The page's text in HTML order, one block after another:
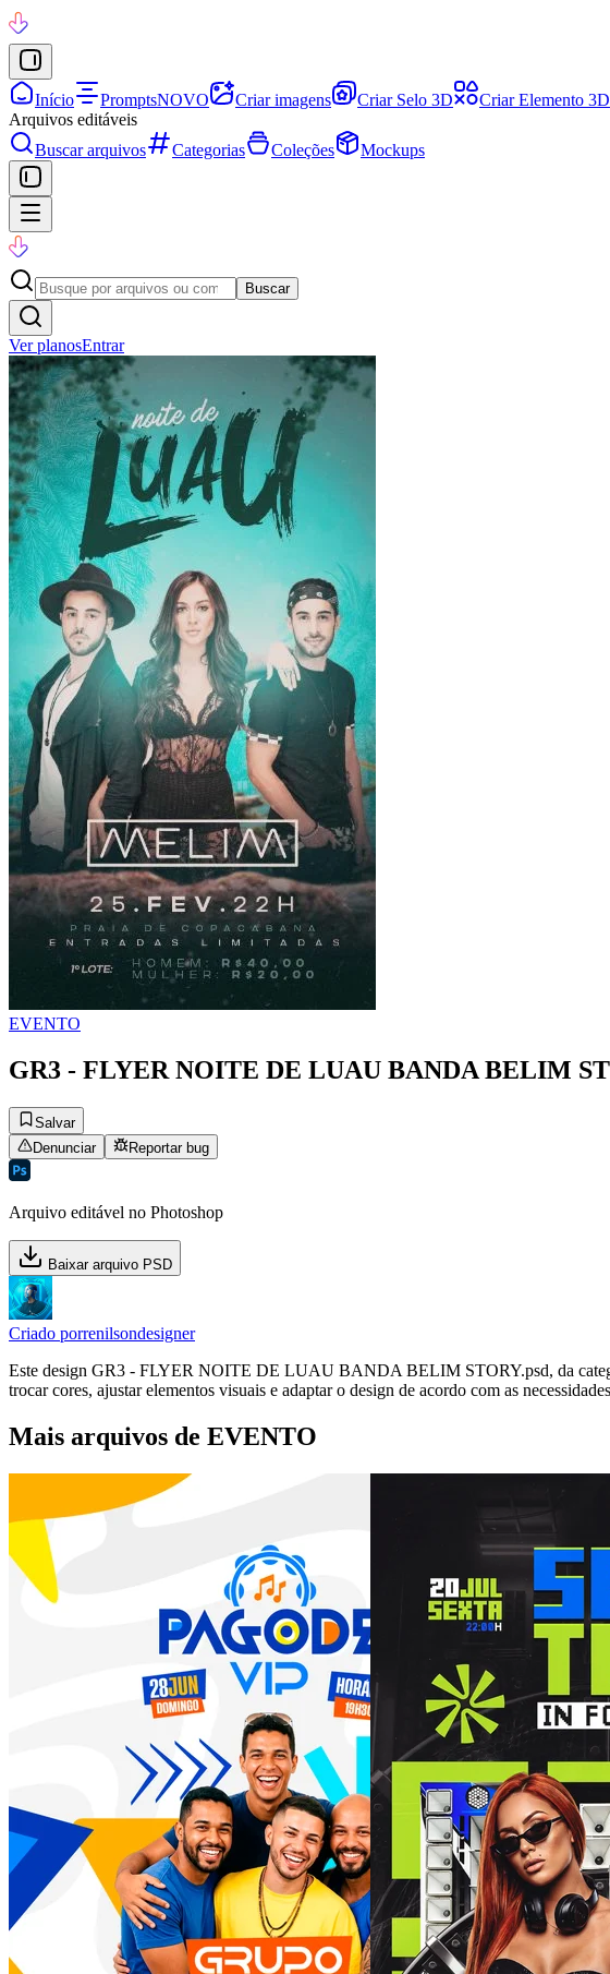
Início PromptsNOVO Criar imagens Criar Selo 3D Criar Elemento 3D
Arquivos editáveis
Buscar arquivos
Categorias Coleções Mockups
Buscar
Ver planosEntrar
EVENTO
GR3 - FLYER NOITE DE LUAU BANDA BELIM
Salvar
Denunciar
Reportar bug
Arquivo editável no Photoshop
Baixar arquivo PSD
Criado porrenilsondesigner
Este design GR3 - FLYER NOITE DE LUAU BANDA BELIM STORY.psd, da
trocar cores, ajustar elementos visuais e adaptar o design de acordo com as
Mais arquivos de EVENTO